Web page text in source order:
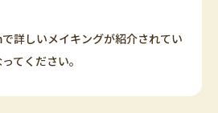
詳しいメイキングが紹介されてい
てください。